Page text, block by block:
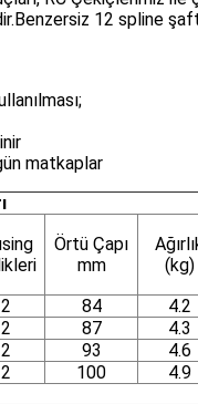
12 spline
matkaplar
Örtü Çapı
mm
(kg)
2 84 4.2
2 87 4.3
2 93 4.6
2 100 4.9